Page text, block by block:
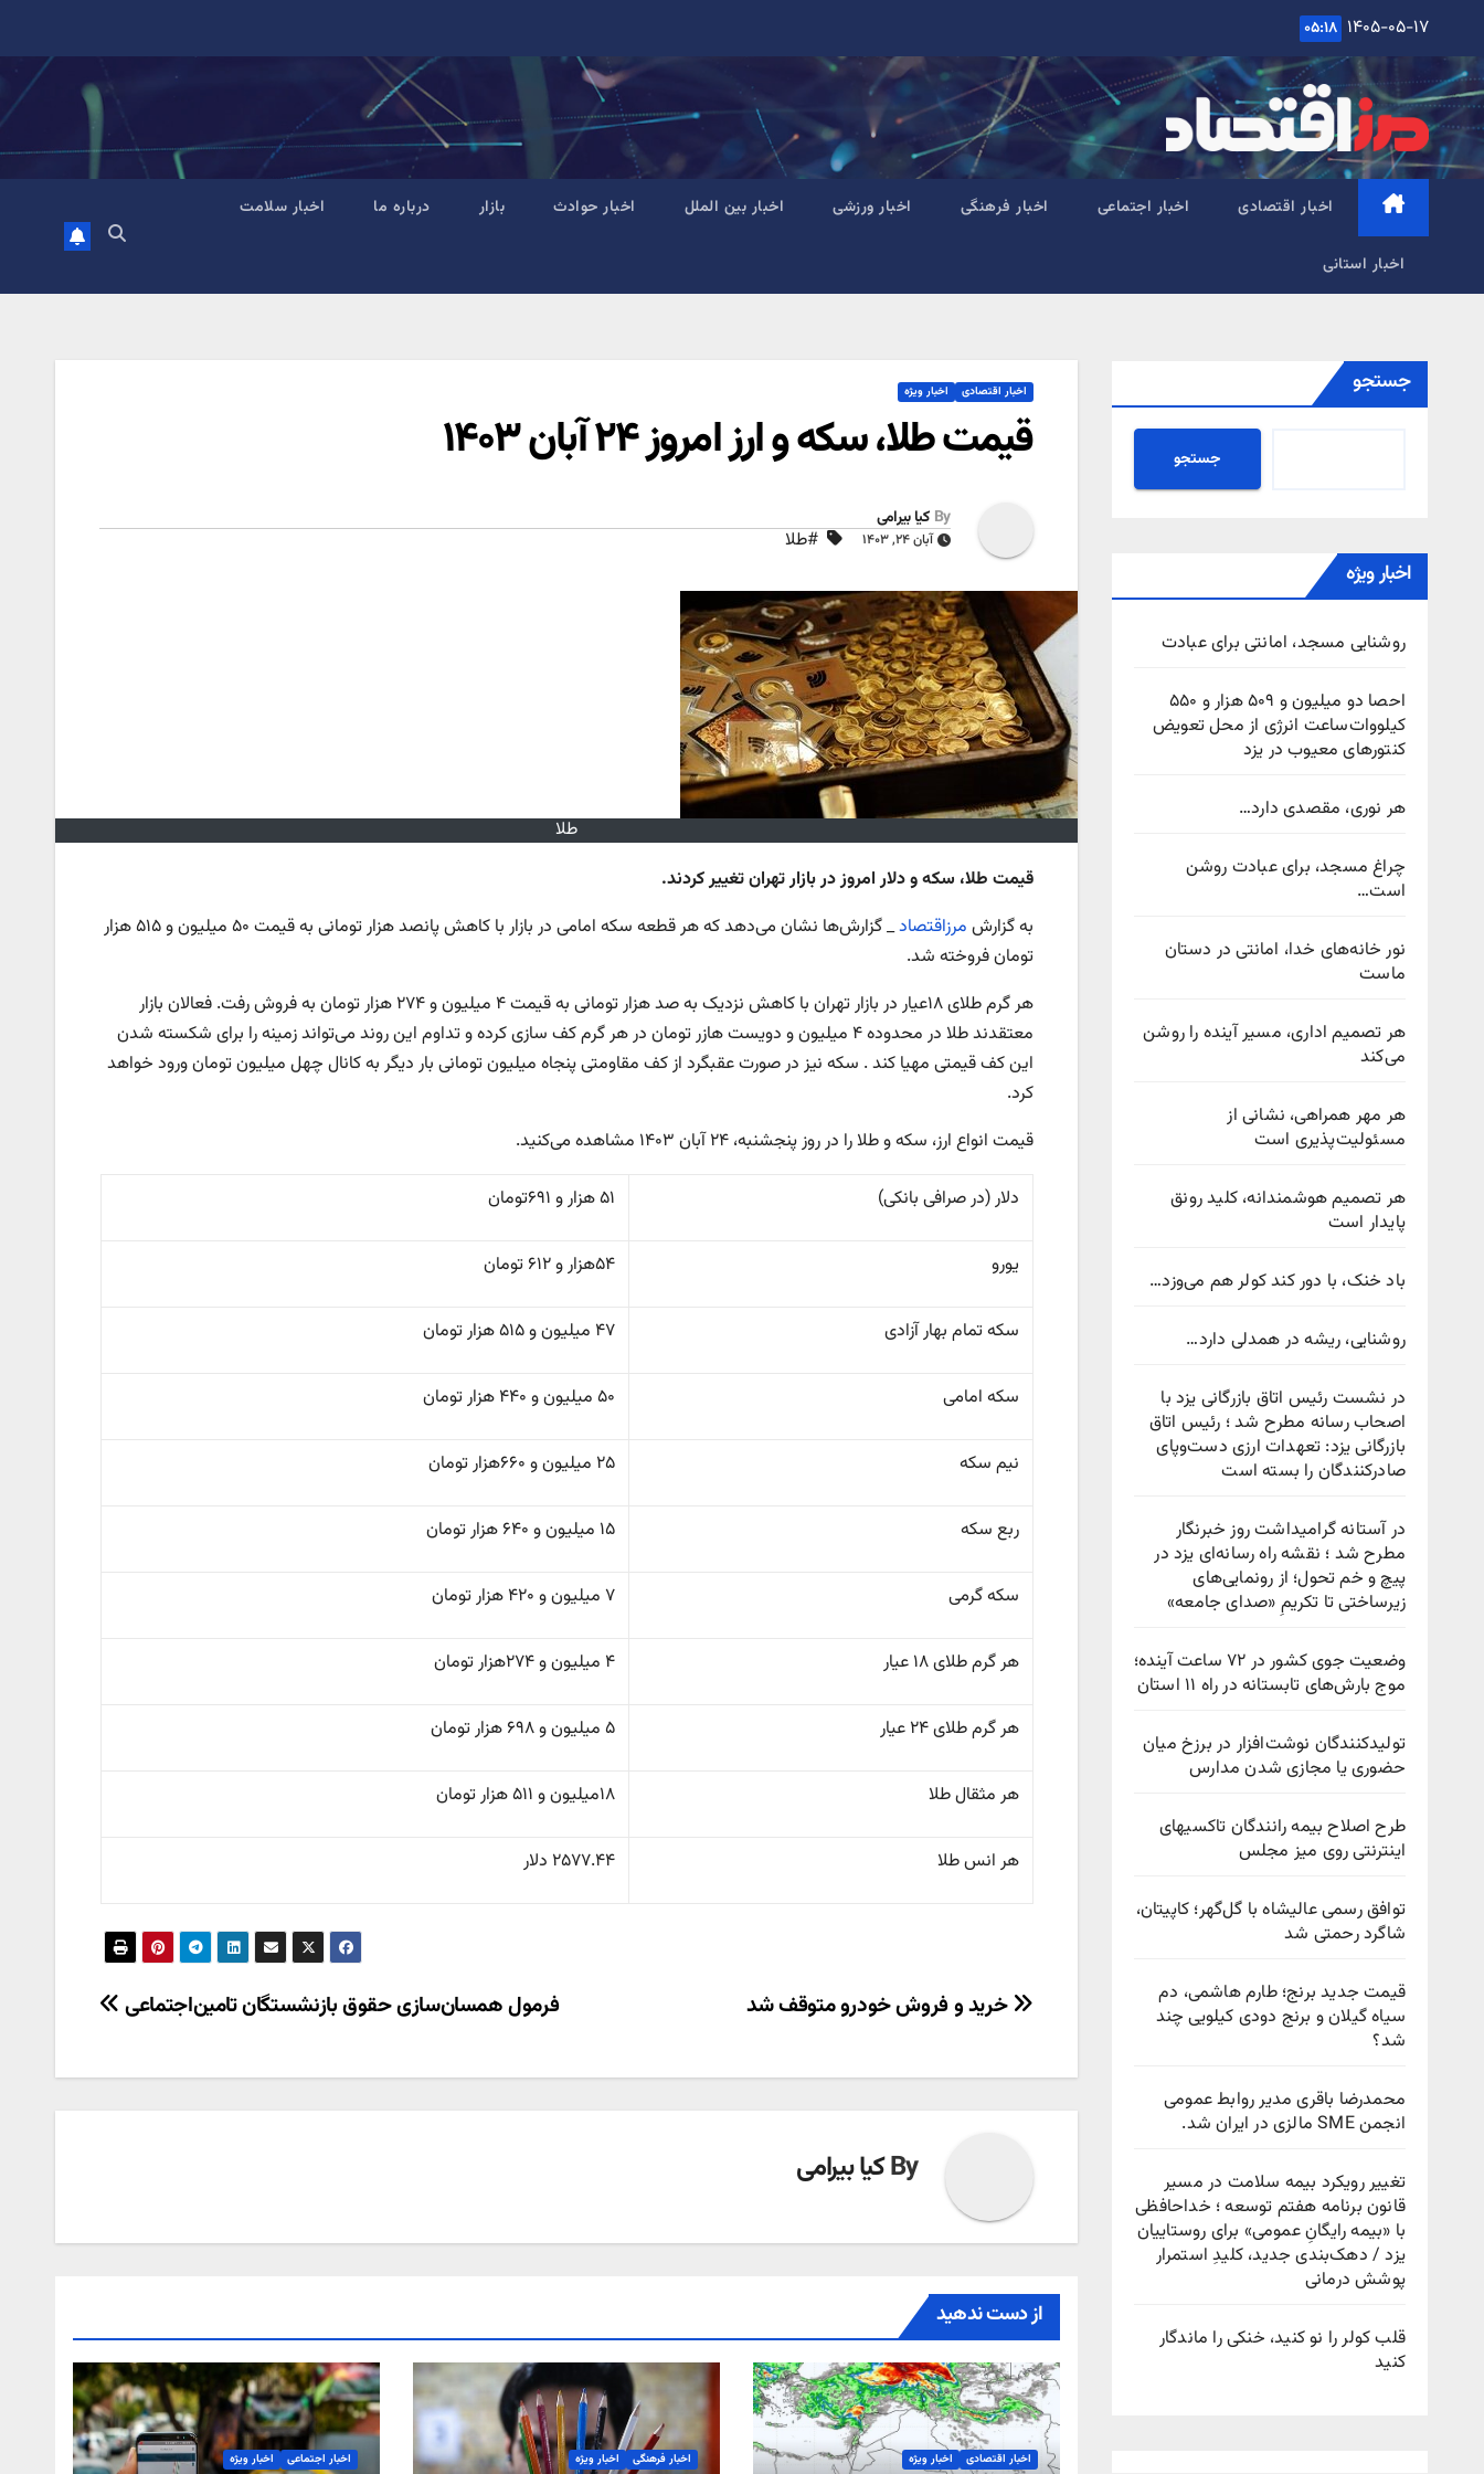
content
۱۴۰۵-۰۵-۱۷ ۰۵:۱۸
اخبار اقتصادی اخبار اجتماعی اخبار فرهنگی اخبار ورزشی اخبار بین الملل اخبار حوادث بازار درباره ما اخبار سلامت
اخبار استانی
جستجو
جستجو
اخبار ویژه
روشنایی مسجد، امانتی برای عبادت
احصا دو میلیون و ۵۰۹ هزار و ۵۵۰
کیلووات‌ساعت انرژی از محل تعویض
کنتورهای معیوب در یزد
هر نوری، مقصدی دارد…
چراغ مسجد، برای عبادت روشن
است…
نور خانه‌های خدا، امانتی در دستان
ماست
هر تصمیم اداری، مسیر آینده را روشن
می‌کند
هر مهر همراهی، نشانی از
مسئولیت‌پذیری است
هر تصمیم هوشمندانه، کلید رونق
پایدار است
باد خنک، با دور کند کولر هم می‌وزد…
روشنایی، ریشه در همدلی دارد…
در نشست رئیس اتاق بازرگانی یزد با
اصحاب رسانه مطرح شد ؛ رئیس اتاق
بازرگانی یزد: تعهدات ارزی دست‌وپای
صادرکنندگان را بسته است
در آستانه گرامیداشت روز خبرنگار
مطرح شد ؛ نقشه راه رسانه‌ای یزد در
پیچ‌ و خم تحول؛ از رونمایی‌های
زیرساختی تا تکریمِ «صدای جامعه»
وضعیت جوی کشور در ۷۲ ساعت آینده؛
موج بارش‌های تابستانه در راه ۱۱ استان
تولیدکنندگان نوشت‌افزار در برزخ میان
حضوری یا مجازی شدن مدارس
طرح اصلاح بیمه رانندگان تاکسیهای
اینترنتی روی میز مجلس
توافق رسمی عالیشاه با گل‌گهر؛ کاپیتان،
شاگرد رحمتی شد
قیمت جدید برنج؛ طارم هاشمی، دم
سیاه گیلان و برنج دودی کیلویی چند
شد؟
محمدرضا باقری مدیر روابط عمومی
انجمن SME مالزی در ایران شد.
تغییر رویکرد بیمه سلامت در مسیر
قانون برنامه هفتم توسعه ؛ خداحافظی
با «بیمه رایگانِ عمومی» برای روستاییان
یزد / دهک‌بندی جدید، کلیدِ استمرار
پوشش درمانی
قلب کولر را نو کنید، خنکی را ماندگار
کنید
اخبار اقتصادی اخبار ویژه
قیمت طلا، سکه و ارز امروز ۲۴ آبان ۱۴۰۳
By کیا بیرامی
آبان ۲۴, ۱۴۰۳ #طلا
طلا
قیمت طلا، سکه و دلار امروز در بازار تهران تغییر کردند.
به گزارش مرزاقتصاد
_ گزارش‌ها نشان می‌دهد که هر قطعه سکه امامی در بازار با کاهش پانصد هزار تومانی به قیمت ۵۰ میلیون و ۵۱۵ هزار
تومان فروخته شد.
هر گرم طلای ۱۸عیار در بازار تهران با کاهش نزدیک به صد هزار تومانی به قیمت ۴ میلیون و ۲۷۴ هزار تومان به فروش رفت. فعالان بازار
معتقدند طلا در محدوده ۴ میلیون و دویست هازر تومان در هر گرم کف سازی کرده و تداوم این روند می‌تواند زمینه را برای شکسته شدن
این کف قیمتی مهیا کند . سکه نیز در صورت عقبگرد از کف مقاومتی پنجاه میلیون تومانی بار دیگر به کانال چهل میلیون تومان ورود خواهد
کرد.
قیمت انواع ارز، سکه و طلا را در روز پنجشنبه، ۲۴ آبان ۱۴۰۳ مشاهده می‌کنید.
دلار (در صرافی بانکی) ۵۱ هزار و ۶۹۱تومان
یورو ۵۴هزار و ۶۱۲ تومان
سکه تمام بهار آزادی ۴۷ میلیون و ۵۱۵ هزار تومان
سکه امامی ۵۰ میلیون و ۴۴۰ هزار تومان
نیم سکه ۲۵ میلیون و ۶۶۰هزار تومان
ربع سکه ۱۵ میلیون و ۶۴۰ هزار تومان
سکه گرمی ۷ میلیون و ۴۲۰ هزار تومان
هر گرم طلای ۱۸ عیار ۴ میلیون و ۲۷۴هزار تومان
هر گرم طلای ٢۴ عیار ۵ میلیون و ۶۹۸ هزار تومان
هر مثقال طلا ۱۸میلیون و ۵۱۱ هزار تومان
هر انس طلا ۲۵۷۷.۴۴ دلار
راهبری
فرمول همسان‌سازی حقوق بازنشستگان تامین‌اجتماعی خرید و فروش خودرو متوقف شد
Byکیا بیرامی
از دست ندهید
اخبار اقتصادی اخبار ویژه اخبار فرهنگی اخبار ویژه اخبار اجتماعی اخبار ویژه